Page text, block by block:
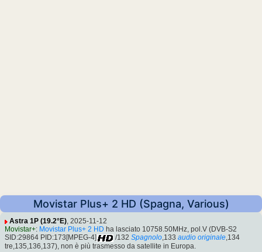
Movistar Plus+ 2 HD (Spagna, Various)
Astra 1P (19.2°E), 2025-11-12
Movistar+: Movistar Plus+ 2 HD ha lasciato 10758.50MHz, pol.V (DVB-S2
SID:29864 PID:173[MPEG-4]
/132 Spagnolo,133 audio originale,134
tre,135,136,137), non è più trasmesso da satellite in Europa.